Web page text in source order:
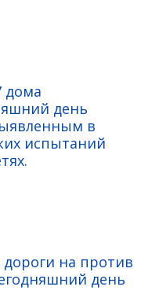
дома
день
в
испытаний
на против
день